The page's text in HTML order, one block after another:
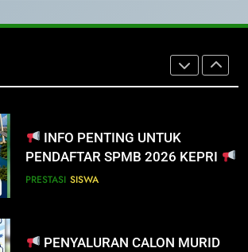
INFO PENTING UNTUK
PENDAFTAR SPMB 2026 KEPRI
PENYALURAN CALON MURID
BARU SMA/SMK PROVINSI
KEPULAUAN RIAU 2026
PRESTASI SISWA
SOSIALISASI MPLS UNTUK
INFO PENTING – JANGAN
INFO PENTING UNTUK
PENDAFTAR SPMB 2026 KEPRI